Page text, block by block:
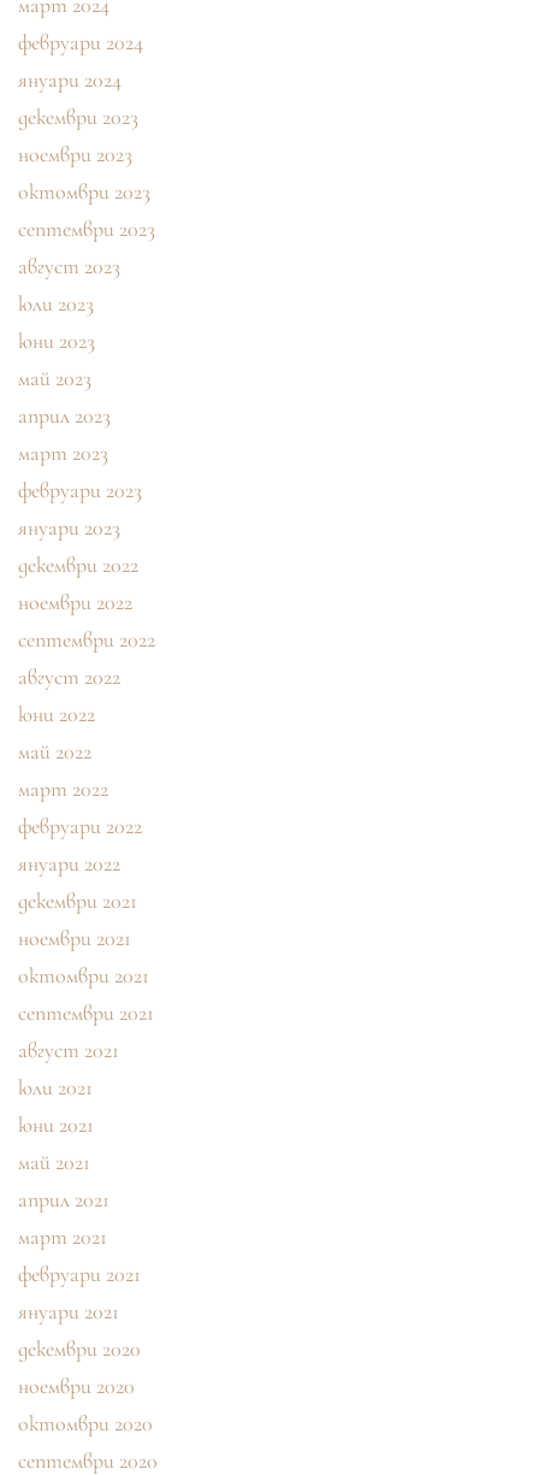
февруари 2024
януари 2024
декември 2023
ноември 2023
октомври 2023
септември 2023
август 2023
юли 2023
юни 2023
май 2023
април 2023
март 2023
февруари 2023
януари 2023
декември 2022
ноември 2022
септември 2022
август 2022
юни 2022
май 2022
март 2022
февруари 2022
януари 2022
декември 2021
ноември 2021
октомври 2021
септември 2021
август 2021
юли 2021
юни 2021
май 2021
април 2021
март 2021
февруари 2021
януари 2021
декември 2020
ноември 2020
октомври 2020
септември 2020